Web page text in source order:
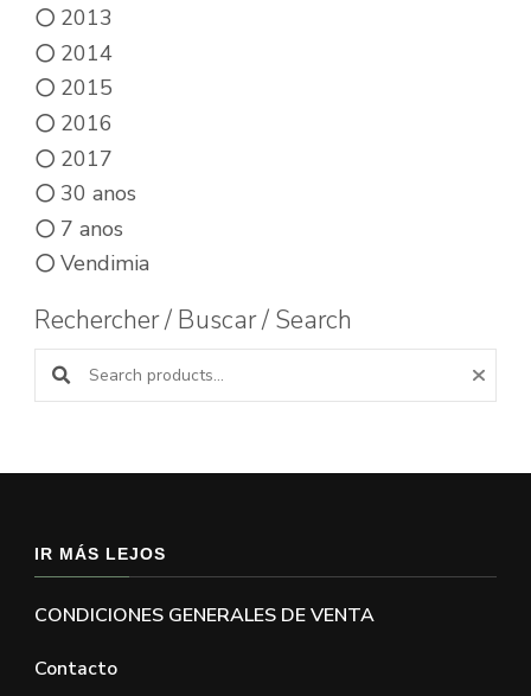
2013
2014
2015
2016
2017
30 anos
7 anos
Vendimia
Rechercher / Buscar / Search
Buscar productos:
IR MÁS LEJOS
CONDICIONES GENERALES DE VENTA
Contacto